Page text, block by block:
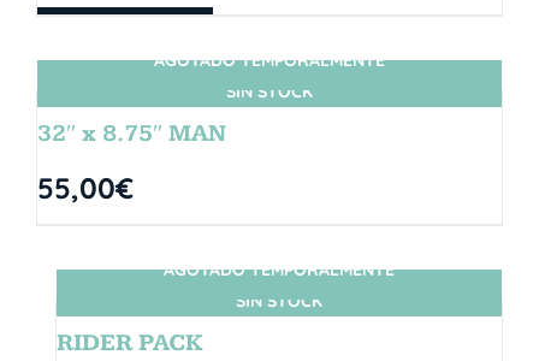
SIN STOCK
AGOTADO TEMPORALMENTE
32″ x 8.75″ MAN
55,00€
SIN STOCK
AGOTADO TEMPORALMENTE
RIDER PACK